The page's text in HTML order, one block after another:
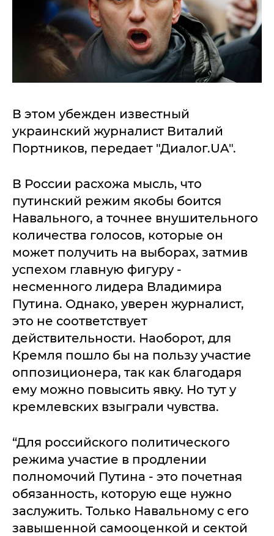
В этом убежден известный
украинский журналист Виталий
Портников, передает "Диалог.UA".
В России расхожа мысль, что
путинский режим якобы боится
Навального, а точнее внушительного
количества голосов, которые он
может получить на выборах, затмив
успехом главную фигуру -
несменного лидера Владимира
Путина. Однако, уверен журналист,
это не соответствует
действительности. Наоборот, для
Кремля пошло бы на пользу участие
оппозиционера, так как благодаря
ему можно повысить явку. Но тут у
кремлевских взыграли чувства.
“Для российского политического
режима участие в продлении
полномочий Путина - это почетная
обязанность, которую еще нужно
заслужить. Только Навальному с его
завышенной самооценкой и сектой